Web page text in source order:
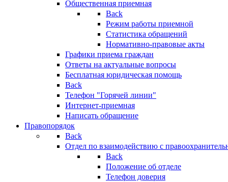
Общественная приемная
Back
Режим работы приемной
Статистика обращений
Нормативно-правовые акты
Графики приема граждан
Ответы на актуальные вопросы
Бесплатная юридическая помощь
Back
Телефон "Горячей линии"
Интернет-приемная
Написать обращение
Правопорядок
Back
Отдел по взаимодействию с
Back
Положение об отделе
Телефон доверия